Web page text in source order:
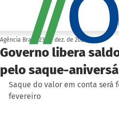
Governo libera
pelo saque-
Agência Brasil 23 de dez. de 2025
Saque do valor em conta será
fevereiro